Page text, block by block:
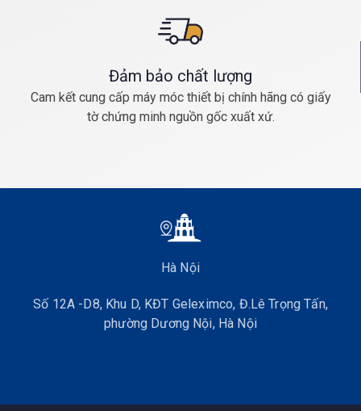
Đảm bảo chất lượng
Cam kết cung cấp máy móc thiết bị chính hãng có giấy
tờ chứng minh nguồn gốc xuất xứ.
Hà Nội
Số 12A -D8, Khu D, KĐT Geleximco, Đ.Lê Trọng Tấn,
phường Dương Nội, Hà Nội